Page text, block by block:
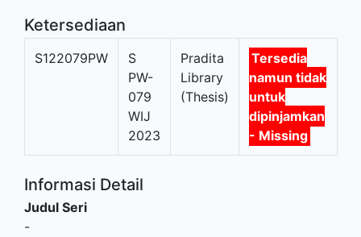
Ketersediaan
S122079PW
S
PW-
079
WIJ
2023
Pradita
Library
(Thesis)
Tersedia
namun tidak
untuk
dipinjamkan
- Missing
Informasi Detail
Judul Seri
-